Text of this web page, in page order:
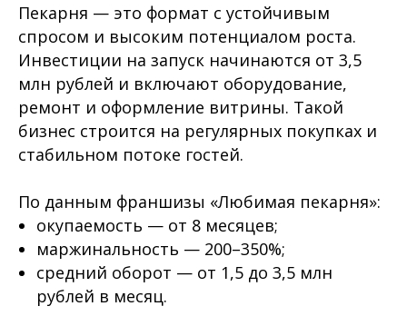
Пекарня — это формат с устойчивым
спросом и высоким потенциалом роста.
Инвестиции на запуск начинаются от 3,5
млн рублей и включают оборудование,
ремонт и оформление витрины. Такой
бизнес строится на регулярных покупках и
стабильном потоке гостей.
По данным франшизы «Любимая пекарня»:
окупаемость — от 8 месяцев;
маржинальность — 200–350%;
средний оборот — от 1,5 до 3,5 млн
рублей в месяц.